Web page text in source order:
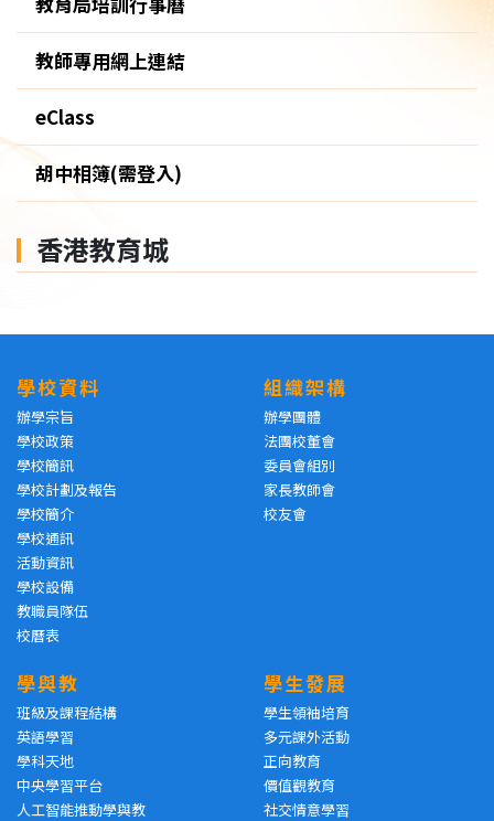
教師專用網上連結
eClass
胡中相簿(需登入)
香港教育城
學校資料
辦學宗旨
學校政策
學校簡訊
學校計劃及報告
學校簡介
學校通訊
活動資訊
學校設備
教職員隊伍
校曆表
組織架構
辦學團體
法團校董會
委員會組別
家長教師會
校友會
學與教
班級及課程結構
英語學習
學科天地
中央學習平台
人工智能推動學與教
學生發展
學生領袖培育
多元課外活動
正向教育
價值觀教育
社交情意學習